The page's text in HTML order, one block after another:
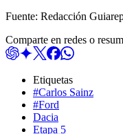
Fuente: Redacción
Comparte en redes o
Etiquetas
#Carlos Sainz
#Ford
Dacia
Etapa 5